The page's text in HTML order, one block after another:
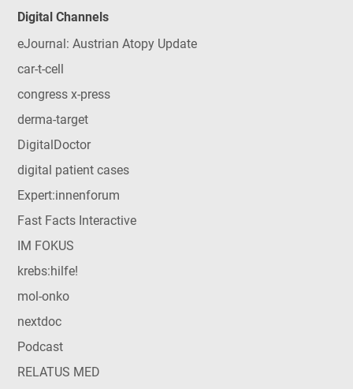
Digital Channels
eJournal: Austrian Atopy Update
car-t-cell
congress x-press
derma-target
DigitalDoctor
digital patient cases
Expert:innenforum
Fast Facts Interactive
IM FOKUS
krebs:hilfe!
mol-onko
nextdoc
Podcast
RELATUS MED